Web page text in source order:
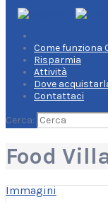
Come funziona
Risparmia
Attività
Dove
Contattaci
Cerca:
Food
Immagini